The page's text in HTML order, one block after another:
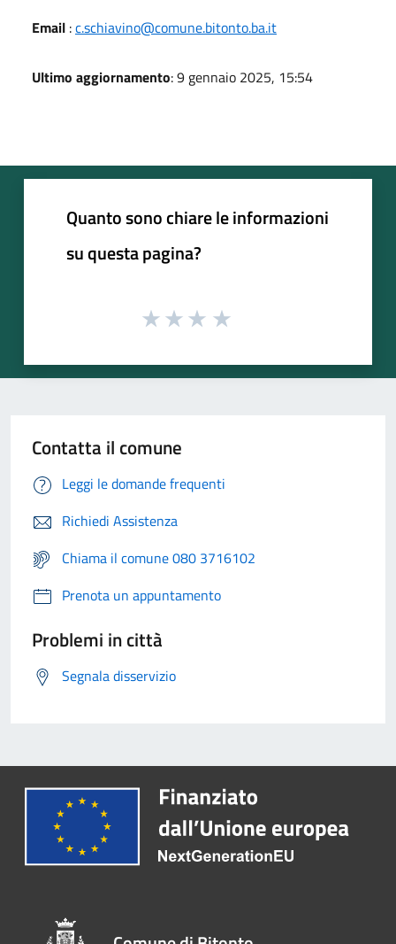
Email :c.schiavino@comune.bitonto.ba.it
Ultimo aggiornamento: 9 gennaio 2025, 15:54
Quanto sono chiare le informazioni
su questa pagina?
Contatta il comune
Leggi le domande frequenti
Richiedi Assistenza
Chiama il comune 080 3716102
Prenota un appuntamento
Problemi in città
Segnala disservizio